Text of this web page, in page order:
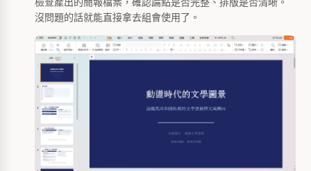
沒問題的話就能直接拿去組會使用了。